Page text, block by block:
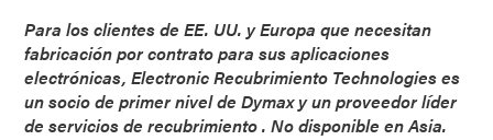
Para los clientes de EE. UU. y Europa que necesitan
fabricación por contrato para sus aplicaciones
electrónicas, Electronic Recubrimiento Technologies es
un socio de primer nivel de Dymax y un proveedor líder
de servicios de recubrimiento . No disponible en Asia.